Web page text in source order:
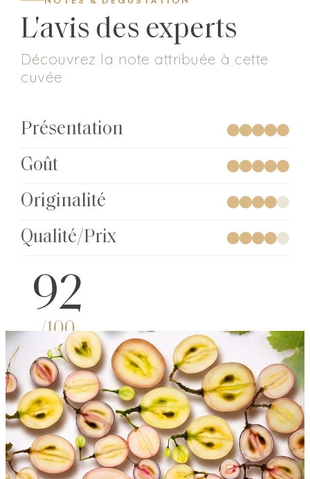
L'avis des experts
Découvrez la note attribuée à cette
cuvée
Présentation
Goût
Originalité
Qualité/Prix
92
/100